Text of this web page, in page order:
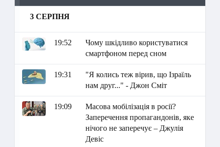
3 СЕРПНЯ
19:52
Чому шкідливо користуватися
смартфоном перед сном
19:31
"Я колись теж вірив, що Ізраїль
нам друг..." - Джон Сміт
19:09
Масова мобілізація в росії?
Заперечення пропагандонів, яке
нічого не заперечує – Джулія
Девіс